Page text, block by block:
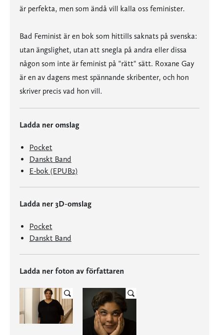
är perfekta, men som ändå vill kalla oss feminister.
Bad Feminist är en bok som hittills saknats på svenska:
utan ängslighet, utan att snegla på andra eller dissa
någon som inte är feminist på "rätt" sätt. Roxane Gay
är en av dagens mest spännande skribenter, och hon
skriver precis vad hon vill.
Ladda ner omslag
Pocket
Danskt Band
E-bok (EPUB2)
Ladda ner 3D-omslag
Pocket
Danskt Band
Ladda ner foton av författaren